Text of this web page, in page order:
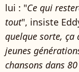
lui : "Ce qui
tout", insiste
quelque sorte,
jeunes
chansons dans